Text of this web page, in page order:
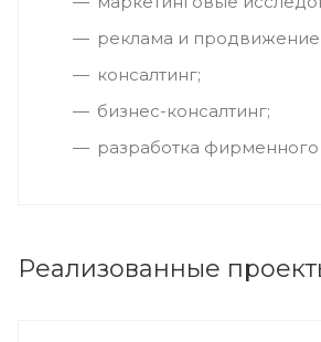
реклама и продвижение
консалтинг;
бизнес-консалтинг;
разработка фирменного
Реализованные